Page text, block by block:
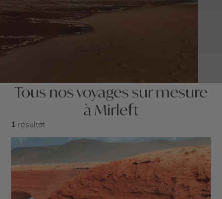
Tous nos voyages sur mesure
à Mirleft
1 résultat